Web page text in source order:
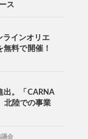
ス
ラインオリエ
料で開催！
出。「CARNA
北陸での事業
会